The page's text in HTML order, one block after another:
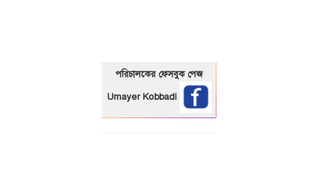
পরিচালকের ফেসবুক পেজ
Umayer Kobbadi